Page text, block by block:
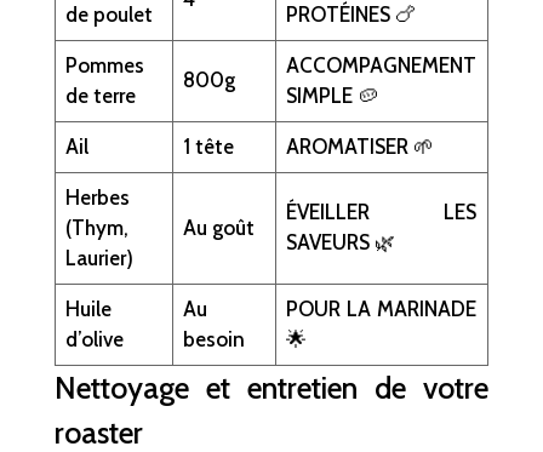
de poulet
PROTÉINES 🍗
Pommes
de terre
800g
ACCOMPAGNEMENT
SIMPLE 🥔
Ail 1 tête AROMATISER 🌱
Herbes
(Thym,
Laurier)
Au goût
ÉVEILLER LES
SAVEURS 🌿
Huile
d’olive
Au
besoin
POUR LA MARINADE
🌟
Nettoyage et entretien de votre
roaster